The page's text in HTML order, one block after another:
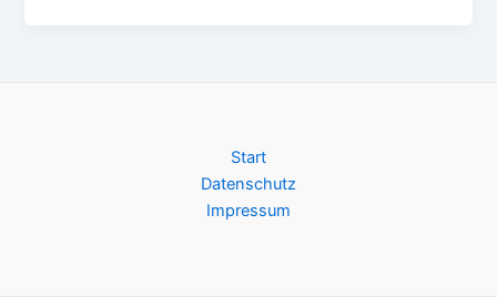
Start
Datenschutz
Impressum